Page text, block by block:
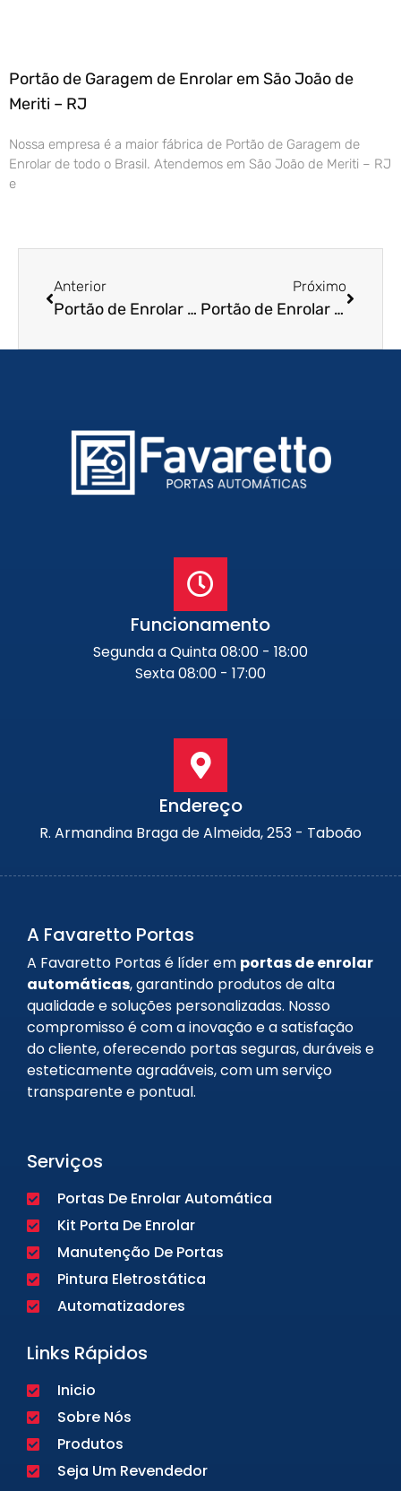
Portão de Garagem de Enrolar em São João de
Meriti – RJ
Nossa empresa é a maior fábrica de Portão de Garagem de
Enrolar de todo o Brasil. Atendemos em São João de Meriti – RJ
e
Anterior
Portão de Enrolar em Resende – RJ
Próximo
Portão de Enrolar em Cubatão – SP
Funcionamento
Segunda a Quinta 08:00 - 18:00
Sexta 08:00 - 17:00
Endereço
R. Armandina Braga de Almeida, 253 - Taboão
A Favaretto Portas
A Favaretto Portas é líder em portas de enrolar
automáticas, garantindo produtos de alta
qualidade e soluções personalizadas. Nosso
compromisso é com a inovação e a satisfação
do cliente, oferecendo portas seguras, duráveis e
esteticamente agradáveis, com um serviço
transparente e pontual.
Serviços
Portas De Enrolar Automática
Kit Porta De Enrolar
Manutenção De Portas
Pintura Eletrostática
Automatizadores
Links Rápidos
Inicio
Sobre Nós
Produtos
Seja Um Revendedor